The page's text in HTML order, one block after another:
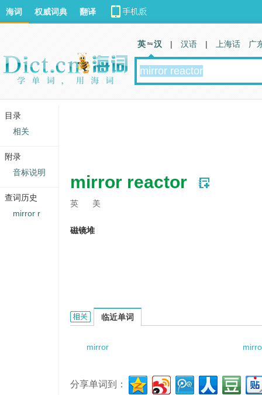
mirror reactor
英 美
磁镜堆
mirror reactor的相关资料：
临近单词
mirror
分享单词到：
海词 权威词典 翻译
英 汉 | 汉语 | 上海话 广
目录
相关
附录
音标说明
查词历史
mirror r